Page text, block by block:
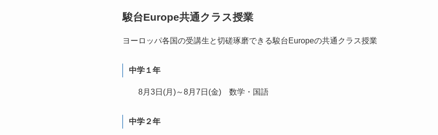
駿台Europe共通クラス授業
ヨーロッパ各国の受講生と切磋琢磨できる駿台Europeの共通クラス授業
中学１年
8月3日(月)～8月7日(金) 数学・国語
中学２年